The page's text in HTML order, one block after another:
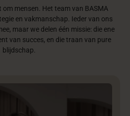
mensen. Het team van BASMA
en vakmanschap. Ieder van ons
maar we delen één missie: die ene
van succes, en die traan van pure
blijdschap.